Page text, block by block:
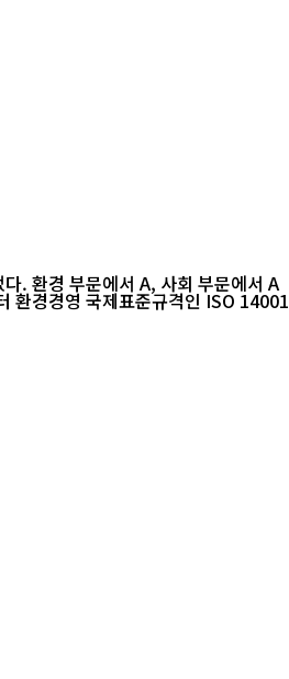
. 환경 부문에서 A, 사회 부문에서 A